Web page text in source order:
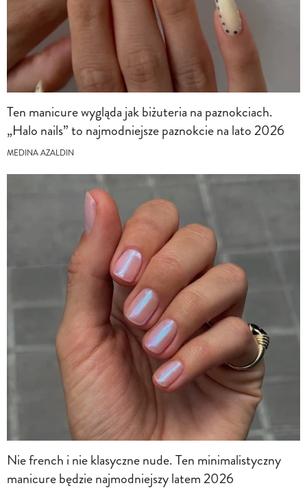
Ten manicure wygląda jak biżuteria na paznokciach.
„Halo nails” to najmodniejsze paznokcie na lato 2026
MEDINA AZALDIN
Nie french i nie klasyczne nude. Ten minimalistyczny
manicure będzie najmodniejszy latem 2026